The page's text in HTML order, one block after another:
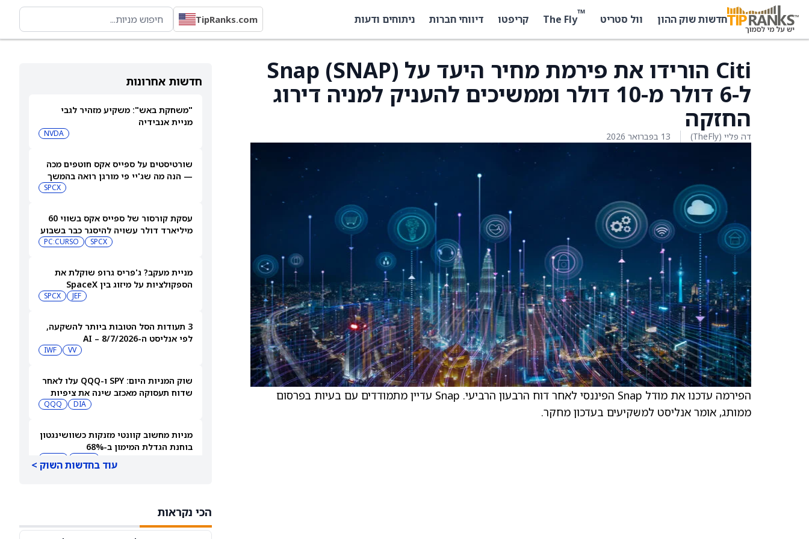
חדשות שוק ההון וול סטריט ™
The Fly קריפטו דיווחי חברות ניתוחים ודעות TipRanks.com
חדשות אחרונות
"משחקת באש": משקיע מזהיר לגבי
מניית אנבידיה
NVDA
שורטיסטים על ספייס אקס חוטפים מכה
— הנה מה שג'יי פי מורגן רואה בהמשך
SPCX
עסקת קורסור של ספייס אקס בשווי 60
מיליארד דולר עשויה להיסגר כבר בשבוע
SPCX
PC:CURSO
מניית מעקב? ג'פריס גרופ שוקלת את
הספקולציות על מיזוג בין SpaceX
JEF
SPCX
3 תעודות הסל הטובות ביותר להשקעה,
לפי אנליסט ה-AI – 8/7/2026
VV
IWF
שוק המניות היום: SPY ו-QQQ עלו לאחר
שדוח תעסוקה מאכזב שינה את ציפיות
DIA
QQQ
מניות מחשוב קוונטי מזנקות כשוושינגטון
בוחנת הגדלת המימון ב-68%
עוד בחדשות השוק >
הכי נקראות
Citi הורידו את פירמת מחיר היעד על Snap (SNAP)
ל-6 דולר מ-10 דולר וממשיכים להעניק למניה דירוג
החזקה
דה פליי (TheFly) 13 בפברואר 2026
הפירמה עדכנו את מודל Snap הפיננסי לאחר דוח הרבעון הרביעי. Snap עדיין מתמודדים עם בעיות בפרסום
ממותג, אומר אנליסט למשקיעים בעדכון מחקר.